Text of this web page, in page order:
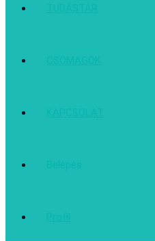
TUDÁSTÁR
CSOMAGOK
KAPCSOLAT
Belépés
Profil